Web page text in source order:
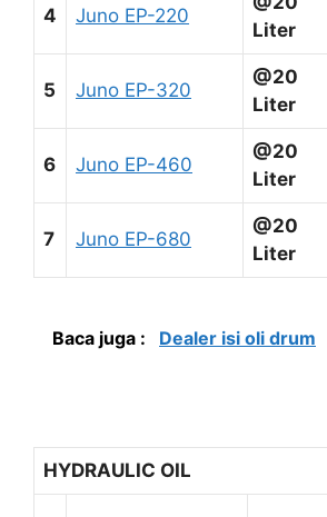
4 Juno EP-220
Liter
5 Juno EP-320
@20
Liter
6 Juno EP-460
@20
Liter
7 Juno EP-680
@20
Liter
Baca juga : Dealer isi oli drum
HYDRAULIC OIL